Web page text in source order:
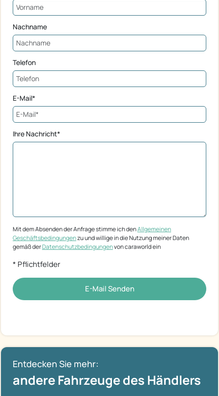
Nachname
Telefon
E-Mail*
Ihre Nachricht*
Mit dem Absenden der Anfrage stimme ich denAllgemeinen
Geschäftsbedingungenzu und willige in die Nutzung meiner Daten
gemäß derDatenschutzbedingungenvon caraworld ein
* Pflichtfelder
E-Mail Senden
Entdecken Sie mehr:
andere Fahrzeuge des Händlers